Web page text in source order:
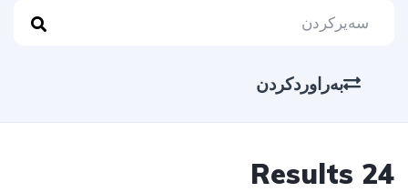
بەراوردکردن
24 Results